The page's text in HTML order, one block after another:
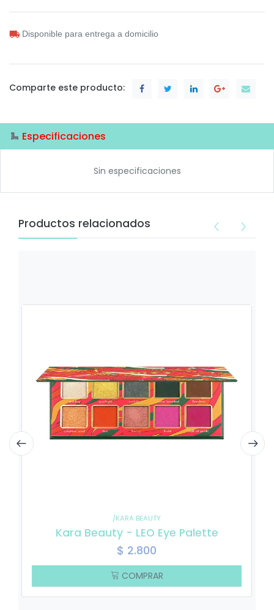
Disponible para entrega a domicilio
Comparte este producto:
Especificaciones
Sin especificaciones
Productos relacionados
/KARA BEAUTY
Kara Beauty - LEO Eye Palette
$ 2.800
COMPRAR